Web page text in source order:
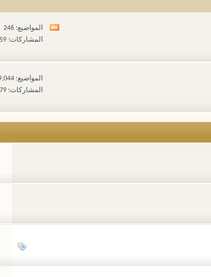
مشاهدة
هذا
المنتدى
المواضيع: 246
المشاركات: 3,059
المواضيع: 29,044
المشاركات: 72,679